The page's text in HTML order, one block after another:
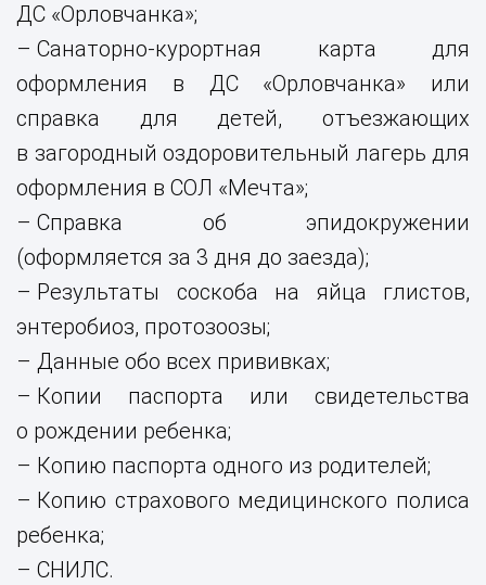
ДС «Орловчанка»;
Санаторно-курортная карта для
оформления в ДС «Орловчанка» или
справка для детей, отъезжающих
в загородный оздоровительный лагерь для
оформления в СОЛ «Мечта»;
Справка об эпидокружении
(оформляется за 3 дня до заезда);
Результаты соскоба на яйца глистов,
энтеробиоз, протозоозы;
Данные обо всех прививках;
Копии паспорта или свидетельства
о рождении ребенка;
Копию паспорта одного из родителей;
Копию страхового медицинского полиса
ребенка;
СНИЛС.